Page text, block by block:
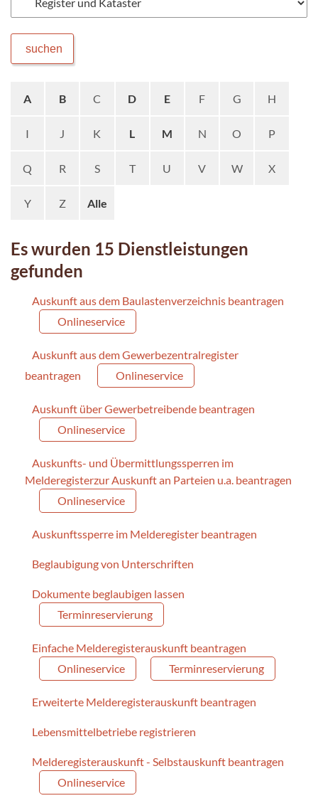
suchen
A B C D E F G H
I J K L M N O P
Q R S T U V W X
Y Z Alle
Es wurden 15 Dienstleistungen
gefunden
Auskunft aus dem Baulastenverzeichnis beantragen
Onlineservice
Auskunft aus dem Gewerbezentralregister
beantragen
Onlineservice
Auskunft über Gewerbetreibende beantragen
Onlineservice
Auskunfts- und Übermittlungssperren im
Melderegisterzur Auskunft an Parteien u.a. beantragen
Onlineservice
Auskunftssperre im Melderegister beantragen
Beglaubigung von Unterschriften
Dokumente beglaubigen lassen
Terminreservierung
Einfache Melderegisterauskunft beantragen
Onlineservice
Terminreservierung
Erweiterte Melderegisterauskunft beantragen
Lebensmittelbetriebe registrieren
Melderegisterauskunft - Selbstauskunft beantragen
Onlineservice